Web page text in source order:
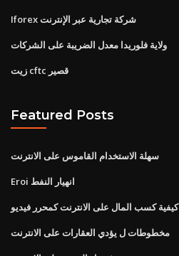
Iforex شركة تجارية عبر الإنترنت
ولاية فلوريدا معدل الضريبة على الشركات
زيت cftc قصير
Featured Posts
سهلة الاستخدام القاموس على الانترنت
Eroi انهيار النفط
كيفية كسب المال على الانترنت كمحرر فيديو
مخطوطات ل يؤدي العقارات على الانترنت